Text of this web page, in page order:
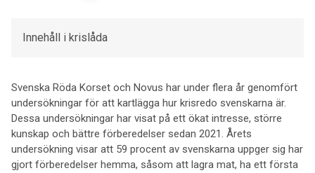
Innehåll i krislåda
Svenska Röda Korset och Novus har under flera år genomfört
undersökningar för att kartlägga hur krisredo svenskarna är.
Dessa undersökningar har visat på ett ökat intresse, större
kunskap och bättre förberedelser sedan 2021. Årets
undersökning visar att 59 procent av svenskarna uppger sig har
gjort förberedelser hemma, såsom att lagra mat, ha ett första